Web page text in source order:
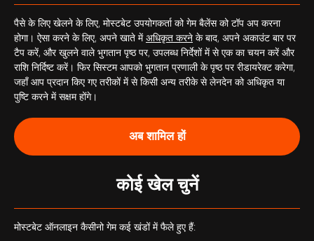
पैसे के लिए खेलने के लिए, मोस्टबेट उपयोगकर्ता को गेम बैलेंस को टॉप अप करना
होगा। ऐसा करने के लिए, अपने खाते मेंअधिकृत करने के बाद, अपने अकाउंट बार पर
टैप करें, और खुलने वाले भुगतान पृष्ठ पर, उपलब्ध निर्देशों में से एक का चयन करें और
राशि निर्दिष्ट करें। फिर सिस्टम आपको भुगतान प्रणाली के पृष्ठ पर रीडायरेक्ट करेगा,
जहाँ आप प्रदान किए गए तरीकों में से किसी अन्य तरीके से लेनदेन को अधिकृत या
पुष्टि करने में सक्षम होंगे।
अब शामिल हों
कोई खेल चुनें
मोस्टबेट ऑनलाइन कैसीनो गेम कई खंडों में फैले हुए हैं: